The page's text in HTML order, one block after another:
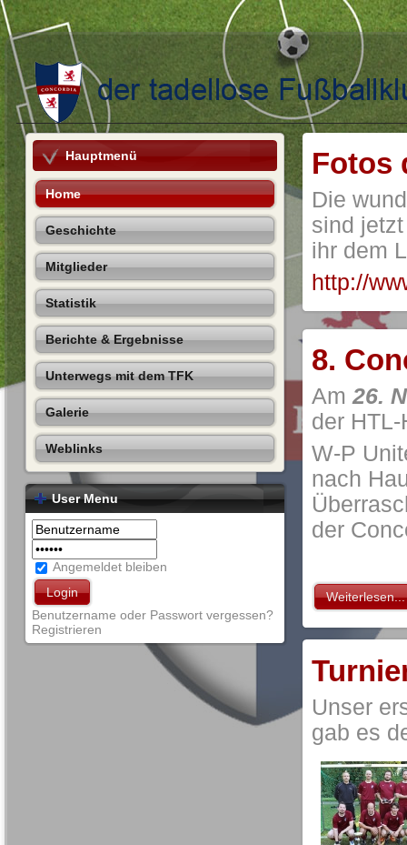
Hauptmenü
Home
Geschichte
Mitglieder
Statistik
Berichte & Ergebnisse
Unterwegs mit dem TFK
Galerie
Weblinks
User Menu
Angemeldet bleiben
Benutzername oder Passwort vergessen?
Registrieren
Fotos
Die
sind
ihr dem
http://
8.
Am 26.
der
W-P
nach
der
Weiterlesen...
Unser
gab es